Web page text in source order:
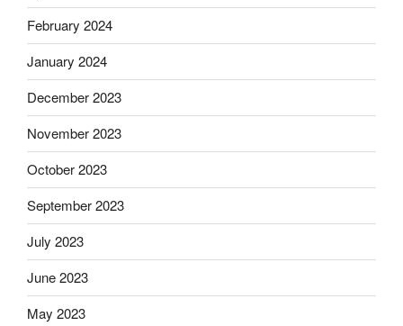
February 2024
January 2024
December 2023
November 2023
October 2023
September 2023
July 2023
June 2023
May 2023